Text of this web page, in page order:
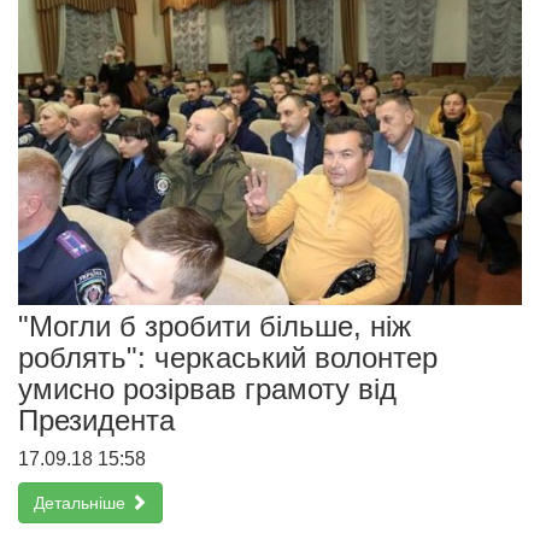
"Могли б зробити більше, ніж
роблять": черкаський волонтер
умисно розірвав грамоту від
Президента
17.09.18 15:58
Детальніше